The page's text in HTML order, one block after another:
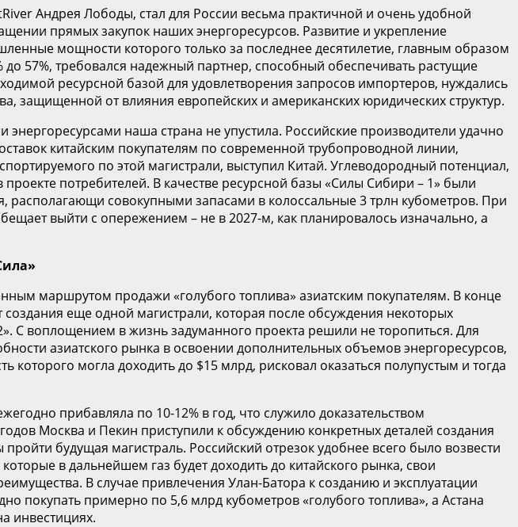
Андрея Лободы, стал для России весьма практичной и очень удобной
прямых закупок наших энергоресурсов. Развитие и укрепление
мощности которого только за последнее десятилетие, главным образом
57%, требовался надежный партнер, способный обеспечивать растущие
ресурсной базой для удовлетворения запросов импортеров, нуждались
защищенной от влияния европейских и американских юридических структур.
наша страна не упустила. Российские производители удачно
китайским покупателям по современной трубопроводной линии,
по этой магистрали, выступил Китай. Углеводородный потенциал,
потребителей. В качестве ресурсной базы «Силы Сибири – 1» были
совокупными запасами в колоссальные 3 трлн кубометров. При
выйти с опережением – не в 2027-м, как планировалось изначально, а
маршрутом продажи «голубого топлива» азиатским покупателям. В конце
еще одной магистрали, которая после обсуждения некоторых
С воплощением в жизнь задуманного проекта решили не торопиться. Для
азиатского рынка в освоении дополнительных объемов энергоресурсов,
которого могла доходить до $15 млрд, рисковал оказаться полупустым и тогда
прибавляла по 10-12% в год, что служило доказательством
Москва и Пекин приступили к обсуждению конкретных деталей создания
будущая магистраль. Российский отрезок удобнее всего было возвести
в дальнейшем газ будет доходить до китайского рынка, свои
В случае привлечения Улан-Батора к созданию и эксплуатации
покупать примерно по 5,6 млрд кубометров «голубого топлива», а Астана
инвестициях.